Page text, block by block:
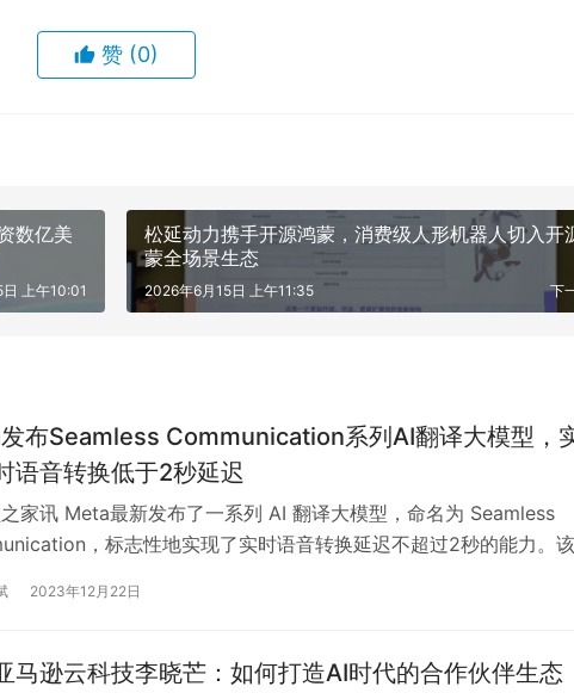
赞 (0)
数亿美
上午10:01
松延动力携手开源鸿蒙，消费级人形机器人切入开
蒙全场景生态
下
2026年6月15日 上午11:35
布Seamless Communication系列AI翻译大模型，
语音转换低于2秒延迟
家讯 Meta最新发布了一系列 AI 翻译大模型，命名为 Seamless
，标志性地实现了实时语音转换延迟不超过2秒的能力。
括 Se…
2023年12月22日
马逊云科技李晓芒：如何打造AI时代的合作伙伴生态